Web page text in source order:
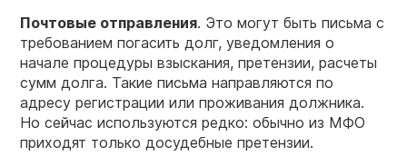
Почтовые отправления. Это могут быть письма с
требованием погасить долг, уведомления о
начале процедуры взыскания, претензии, расчеты
сумм долга. Такие письма направляются по
адресу регистрации или проживания должника.
Но сейчас используются редко: обычно из МФО
приходят только досудебные претензии.